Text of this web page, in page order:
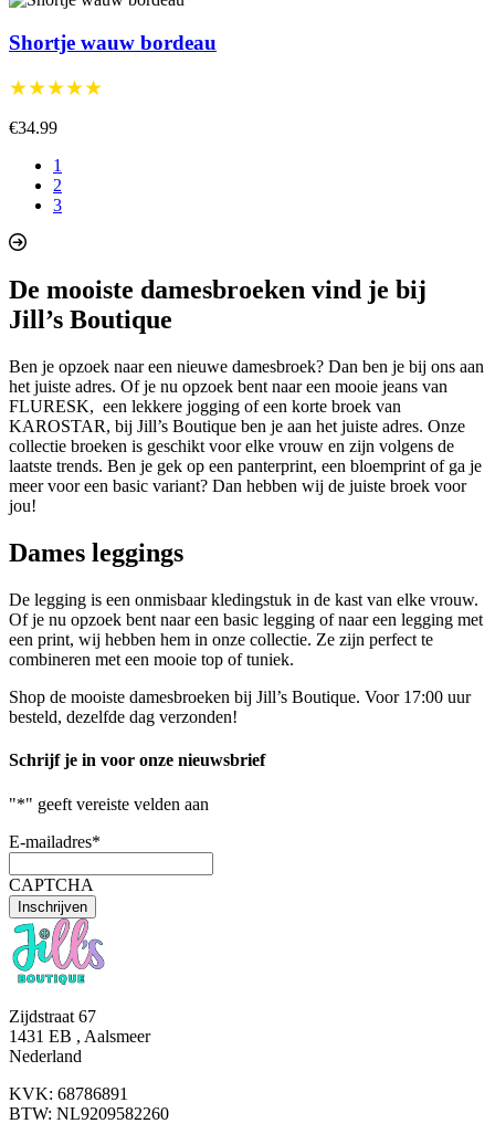
Shortje wauw bordeau
★★★★★
€34.99
1
2
3
De mooiste damesbroeken vind je bij
Jill’s Boutique
Ben je opzoek naar een nieuwe damesbroek? Dan ben je bij ons aan
het juiste adres. Of je nu opzoek bent naar een mooie jeans van
FLURESK, een lekkere jogging of een korte broek van
KAROSTAR, bij Jill’s Boutique ben je aan het juiste adres. Onze
collectie broeken is geschikt voor elke vrouw en zijn volgens de
laatste trends. Ben je gek op een panterprint, een bloemprint of ga je
meer voor een basic variant? Dan hebben wij de juiste broek voor
jou!
Dames leggings
De legging is een onmisbaar kledingstuk in de kast van elke vrouw.
Of je nu opzoek bent naar een basic legging of naar een legging met
een print, wij hebben hem in onze collectie. Ze zijn perfect te
combineren met een mooie top of tuniek.
Shop de mooiste damesbroeken bij Jill’s Boutique. Voor 17:00 uur
besteld, dezelfde dag verzonden!
Schrijf je in voor onze nieuwsbrief
"*" geeft vereiste velden aan
E-mailadres*
CAPTCHA
Zijdstraat 67
1431 EB , Aalsmeer
Nederland
KVK: 68786891
BTW: NL9209582260